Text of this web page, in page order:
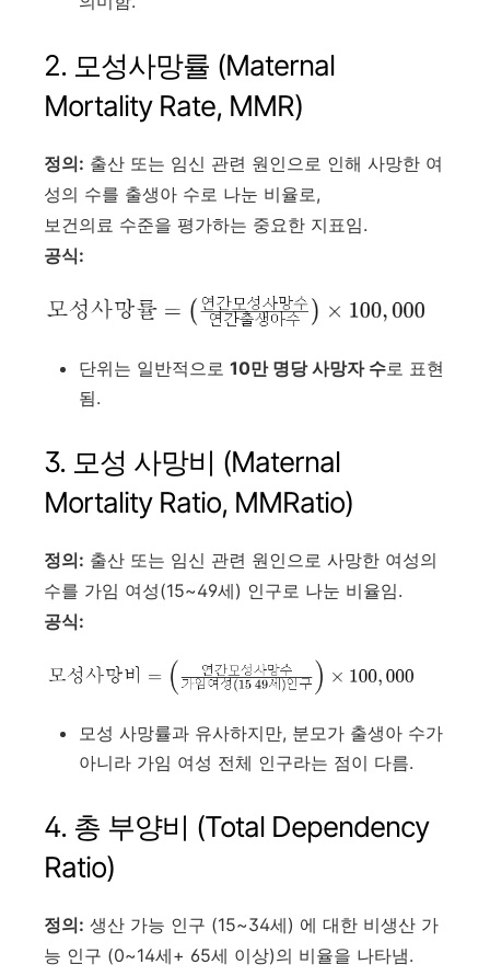
2. 모성사망률 (Maternal
Mortality Rate, MMR)
정의: 출산 또는 임신 관련 원인으로 인해 사망한 여
성의 수를 출생아 수로 나눈 비율로,
보건의료 수준을 평가하는 중요한 지표임.
공식:
단위는 일반적으로 10만 명당 사망자 수로 표현
됨.
3. 모성 사망비 (Maternal
Mortality Ratio, MMRatio)
정의: 출산 또는 임신 관련 원인으로 사망한 여성의
수를 가임 여성(15~49세) 인구로 나눈 비율임.
공식:
모성 사망률과 유사하지만, 분모가 출생아 수가
아니라 가임 여성 전체 인구라는 점이 다름.
4. 총 부양비 (Total Dependency
Ratio)
정의: 생산 가능 인구 (15~34세) 에 대한 비생산 가
능 인구 (0~14세+ 65세 이상)의 비율을 나타냄.